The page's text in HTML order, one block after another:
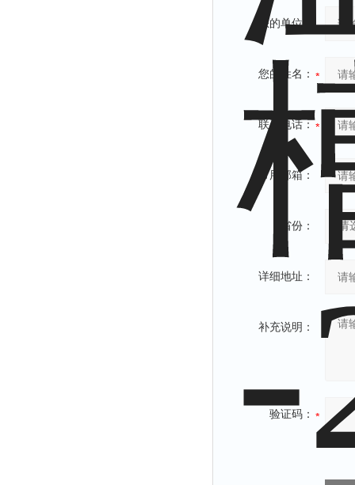
您的单位：
您的姓名：
联系电话：
常用邮箱：
省份：
详细地址：
补充说明：
验证码：